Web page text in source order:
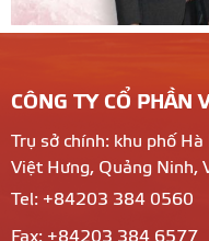
CÔNG TY CỔ PHẦN
Trụ sở chính: khu phố
Việt Hưng, Quảng Ninh,
Tel: +84203 384 0560
Fax: +84203 384 6577